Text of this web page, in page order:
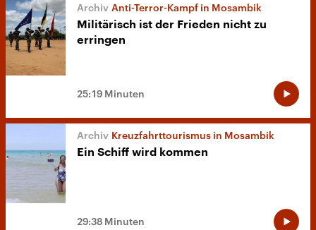
Anti-Terror-Kampf in Mosambik
Militärisch ist der Frieden nicht zu
erringen
25:19 Minuten
Kreuzfahrttourismus in Mosambik
Ein Schiff wird kommen
29:38 Minuten